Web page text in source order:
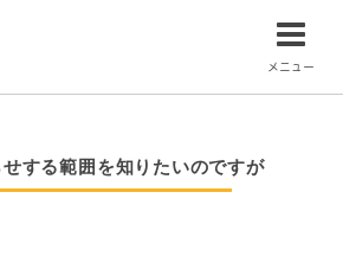
メニュー
する範囲を知りたいのですが